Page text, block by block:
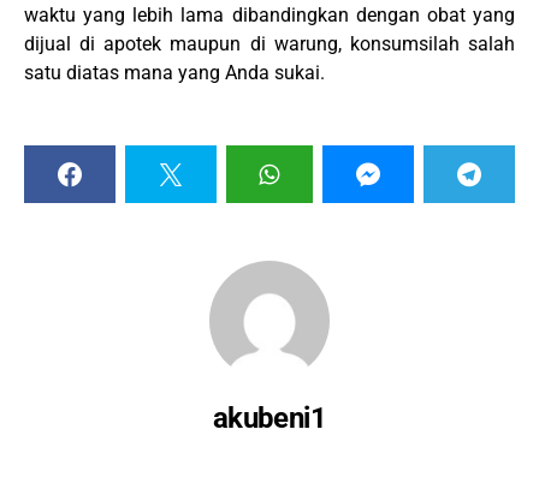
waktu yang lebih lama dibandingkan dengan obat yang
dijual di apotek maupun di warung, konsumsilah salah
satu diatas mana yang Anda sukai.
akubeni1